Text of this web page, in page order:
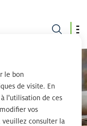
le bon
de visite. En
l'utilisation de ces
vos
veuillez consulter la